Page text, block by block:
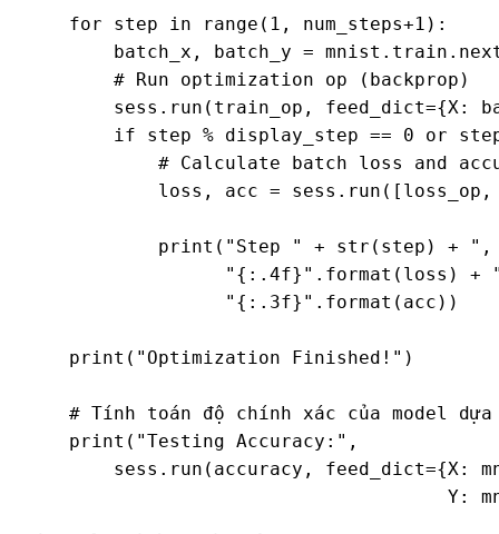
    for step in range(1, num_steps+1):
batch_x, batch_y =
        # Run optimization op (backprop)
sess.run(train_op, feed_dict={X:
if step % display_step == 0 or
# Calculate batch loss and
loss, acc =
print("Step " + str(step) +
"{:.4f}".format(loss) +
                  "{:.3f}".format(acc))
    print("Optimization Finished!")
# Tính toán độ chính xác của model
    print("Testing Accuracy:",
sess.run(accuracy, feed_dict={X:
Y: